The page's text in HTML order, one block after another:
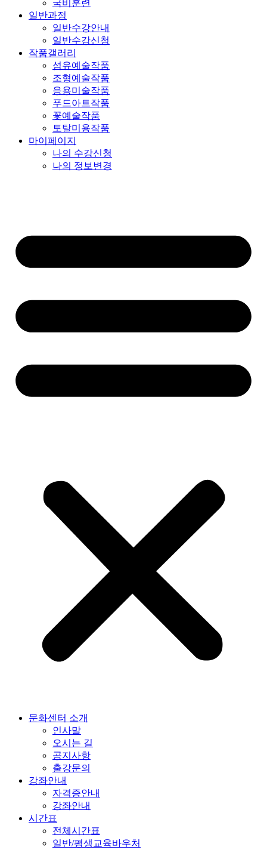
국비훈련
일반과정
일반수강안내
일반수강신청
작품갤러리
섬유예술작품
조형예술작품
응용미술작품
푸드아트작품
꽃예술작품
토탈미용작품
마이페이지
나의 수강신청
나의 정보변경
문화센터 소개
인사말
오시는 길
공지사항
출강문의
강좌안내
자격증안내
강좌안내
시간표
전체시간표
일반/평생교육바우처